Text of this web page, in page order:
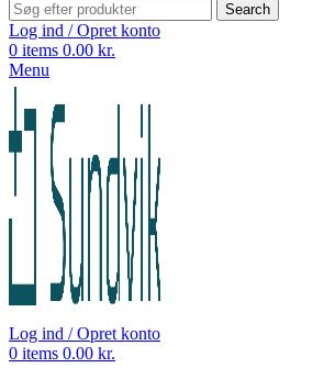
Search
Log ind / Opret konto
0 items 0.00 kr.
Menu
Log ind / Opret konto
0 items 0.00 kr.